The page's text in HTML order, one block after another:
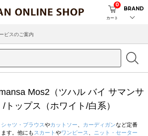
カート
0
BRAND
ビスのご案内
Mos2（ツハル バイ サマンサ
トップス（ホワイト/白系）
シャツ・ブラウスやカットソー カーディガンなど定番
す。他にも スカート やワンピース
ニット・セーター